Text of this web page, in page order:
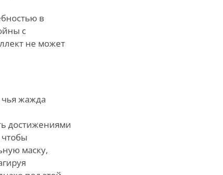
в
с
не может
чья жажда
достижениями
маску,